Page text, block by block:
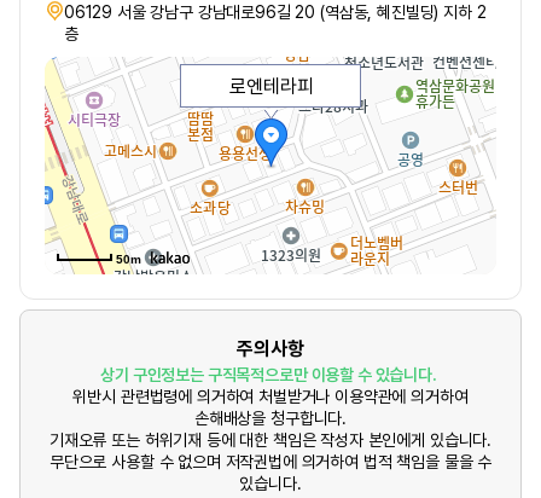
06129 서울 강남구 강남대로96길 20 (역삼동, 혜진빌딩) 지하 2
층
로엔테라피
50m
주의사항
상기 구인정보는 구직목적으로만 이용할 수 있습니다.
위반시 관련법령에 의거하여 처벌받거나 이용약관에 의거하여
손해배상을 청구합니다.
기재오류 또는 허위기재 등에 대한 책임은 작성자 본인에게 있습니다.
무단으로 사용할 수 없으며 저작권법에 의거하여 법적 책임을 물을 수
있습니다.